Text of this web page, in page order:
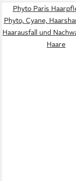
Phyto Paris
Phyto, Cyane,
Haarausfall und
Haare